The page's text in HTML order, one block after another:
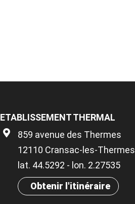
ETABLISSEMENT THERMAL
859 avenue des Thermes
12110 Cransac-les-Thermes
lat. 44.5292 - lon. 2.27535
Obtenir l'itinéraire